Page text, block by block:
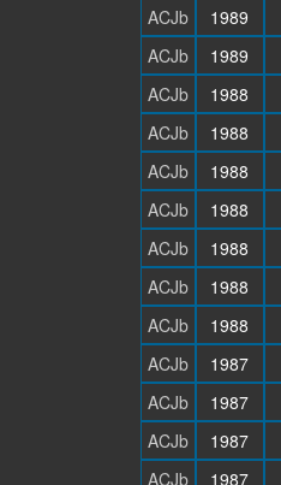
ACJb
1989
ACJb
1989
ACJb
1988
ACJb
1988
ACJb
1988
ACJb
1988
ACJb
1988
ACJb
1988
ACJb
1988
ACJb
1987
ACJb
1987
ACJb
1987
ACJb
1987